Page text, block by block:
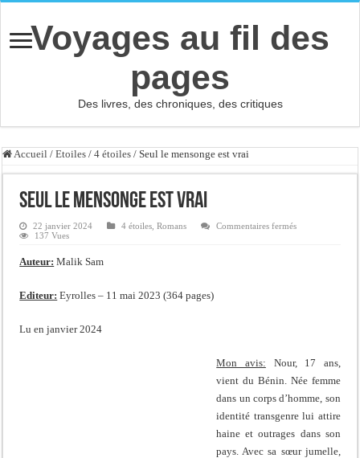
Voyages au fil des
pages
Des livres, des chroniques, des critiques
Accueil / Etoiles / 4 étoiles / Seul le mensonge est vrai
Seul le mensonge est vrai
22 janvier 2024 4 étoiles ,Romans Commentaires ferméssur
137 Vues
Auteur: Malik Sam
Editeur: Eyrolles – 11 mai 2023 (364 pages)
Lu en janvier 2024
Mon avis: Nour, 17 ans,
vient du Bénin. Née femme
dans un corps d’homme, son
identité transgenre lui attire
haine et outrages dans son
pays. Avec sa sœur jumelle,